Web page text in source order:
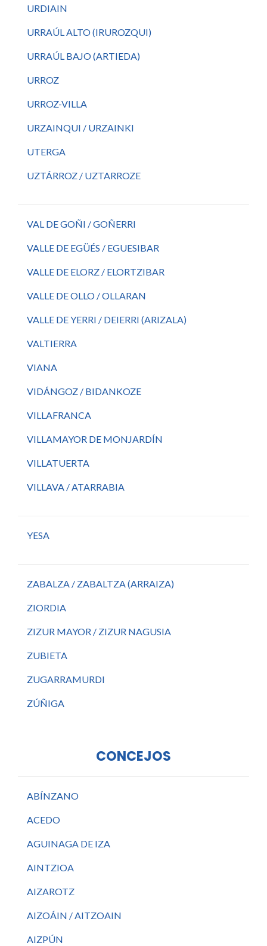
URDIAIN
URRAÚL ALTO (IRUROZQUI)
URRAÚL BAJO (ARTIEDA)
URROZ
URROZ-VILLA
URZAINQUI / URZAINKI
UTERGA
UZTÁRROZ / UZTARROZE
VAL DE GOÑI / GOÑERRI
VALLE DE EGÜÉS / EGUESIBAR
VALLE DE ELORZ / ELORTZIBAR
VALLE DE OLLO / OLLARAN
VALLE DE YERRI / DEIERRI (ARIZALA)
VALTIERRA
VIANA
VIDÁNGOZ / BIDANKOZE
VILLAFRANCA
VILLAMAYOR DE MONJARDÍN
VILLATUERTA
VILLAVA / ATARRABIA
YESA
ZABALZA / ZABALTZA (ARRAIZA)
ZIORDIA
ZIZUR MAYOR / ZIZUR NAGUSIA
ZUBIETA
ZUGARRAMURDI
ZÚÑIGA
CONCEJOS
ABÍNZANO
ACEDO
AGUINAGA DE IZA
AINTZIOA
AIZAROTZ
AIZOÁIN / AITZOAIN
AIZPÚN